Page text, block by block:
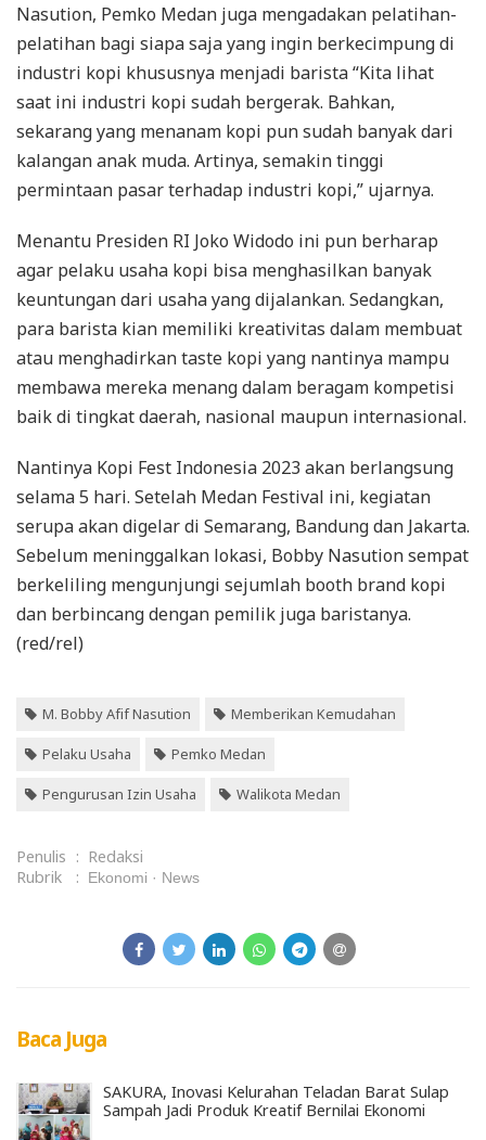
Nasution, Pemko Medan juga mengadakan pelatihan-
pelatihan bagi siapa saja yang ingin berkecimpung di
industri kopi khususnya menjadi barista “Kita lihat
saat ini industri kopi sudah bergerak. Bahkan,
sekarang yang menanam kopi pun sudah banyak dari
kalangan anak muda. Artinya, semakin tinggi
permintaan pasar terhadap industri kopi,” ujarnya.
Menantu Presiden RI Joko Widodo ini pun berharap
agar pelaku usaha kopi bisa menghasilkan banyak
keuntungan dari usaha yang dijalankan. Sedangkan,
para barista kian memiliki kreativitas dalam membuat
atau menghadirkan taste kopi yang nantinya mampu
membawa mereka menang dalam beragam kompetisi
baik di tingkat daerah, nasional maupun internasional.
Nantinya Kopi Fest Indonesia 2023 akan berlangsung
selama 5 hari. Setelah Medan Festival ini, kegiatan
serupa akan digelar di Semarang, Bandung dan Jakarta.
Sebelum meninggalkan lokasi, Bobby Nasution sempat
berkeliling mengunjungi sejumlah booth brand kopi
dan berbincang dengan pemilik juga baristanya.
(red/rel)
M. Bobby Afif Nasution Memberikan Kemudahan
Pelaku Usaha Pemko Medan
Pengurusan Izin Usaha Walikota Medan
Penulis : Redaksi
Rubrik
: Ekonomi News
Baca Juga
SAKURA, Inovasi Kelurahan Teladan Barat Sulap
Sampah Jadi Produk Kreatif Bernilai Ekonomi